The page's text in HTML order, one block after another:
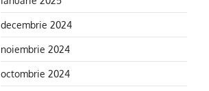
decembrie 2024
noiembrie 2024
octombrie 2024